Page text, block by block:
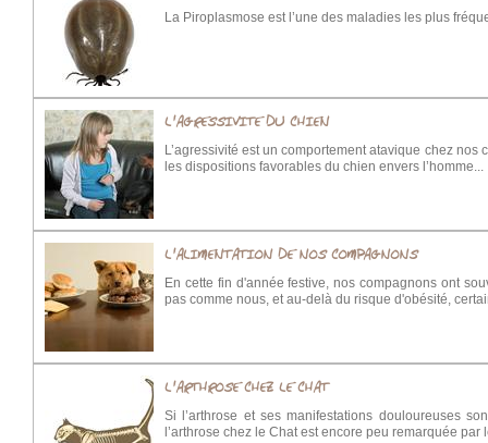
La Piroplasmose est l’une des maladies les plus
L'AGRESSIVITE DU CHIEN
L’agressivité est un comportement atavique chez
les dispositions favorables du chien envers l’homme...
L'ALIMENTATION DE NOS COMPAGNONS
En cette fin d'année festive, nos compagnons ont
pas comme nous, et au-delà du risque d'obésité,
L'ARTHROSE CHEZ LE CHAT
Si l’arthrose et ses manifestations douloureuses
l’arthrose chez le Chat est encore peu remarquée par